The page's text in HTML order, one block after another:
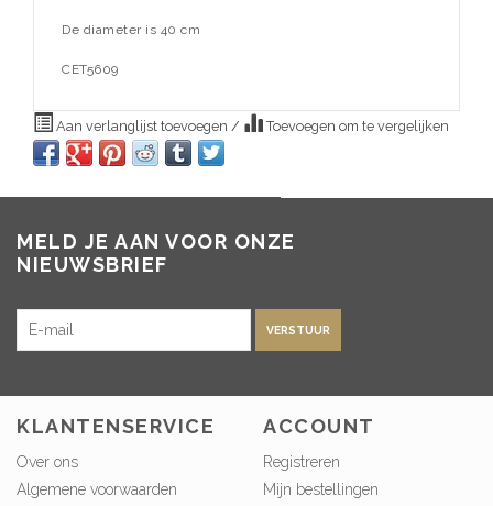
De diameter is 40 cm
CET5609
Aan verlanglijst toevoegen / Toevoegen om te vergelijken
MELD JE AAN VOOR ONZE
NIEUWSBRIEF
VERSTUUR
KLANTENSERVICE
Over ons
Algemene voorwaarden
ACCOUNT
Registreren
Mijn bestellingen